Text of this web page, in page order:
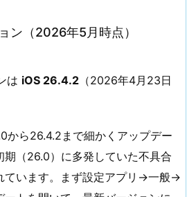
ン（2026年5月時点）
は iOS 26.4.2 （2026年4月23日
から26.4.2まで細かくアップデー
期（26.0）に多発していた不具合
ています。まず設定アプリ→一般→